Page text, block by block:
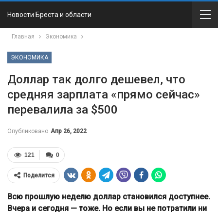
Новости Бреста и области
Главная Экономика
ЭКОНОМИКА
Доллар так долго дешевел, что
средняя зарплата «прямо сейчас»
перевалила за $500
Опубликовано Апр 26, 2022
0
121
Поделится
Всю прошлую неделю доллар становился доступнее.
Вчера и сегодня — тоже. Но если вы не потратили ни